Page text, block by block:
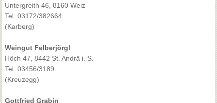
Untergreith 46, 8160 Weiz
Tel. 03172/382664
(Karberg)
Weingut Felberjörgl
Höch 47, 8442 St. Andrä i. S.
Tel. 03456/3189
(Kreuzegg)
Gottfried Grabin